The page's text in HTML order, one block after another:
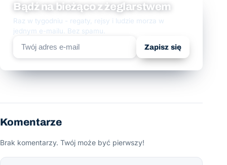
Bądź na bieżąco z żeglarstwem
Raz w tygodniu - regaty, rejsy i ludzie morza w
jednym e-mailu. Bez spamu.
Zapisz się
Komentarze
Brak komentarzy. Twój może być pierwszy!